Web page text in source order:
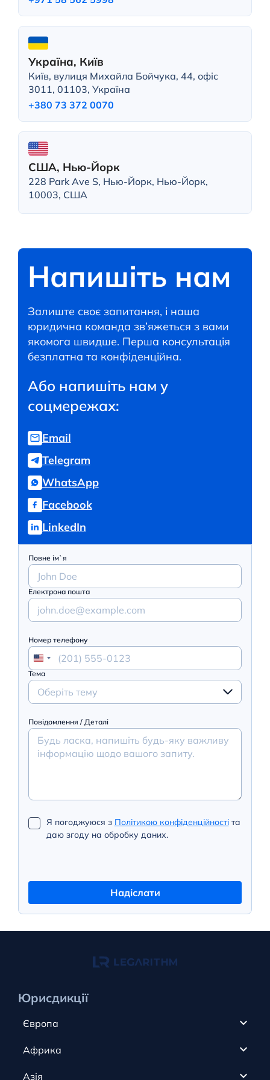
Україна, Київ
Київ, вулиця Михайла Бойчука, 44, офіс
3011, 01103, Україна
+380 73 372 0070
США, Нью-Йорк
228 Park Ave S, Нью-Йорк, Нью-Йорк,
10003, США
Напишіть нам
Залиште своє запитання, і наша
юридична команда зв’яжеться з вами
якомога швидше. Перша консультація
безплатна та конфіденційна.
Або напишіть нам у
соцмережах:
Email
Telegram
WhatsApp
Facebook
LinkedIn
Повне ім`я
Електрона пошта
Номер телефону
Тема
Оберіть тему
Повідомлення / Деталі
Я погоджуюся з Політикою конфіденційностіта
даю згоду на обробку даних.
Надіслати
Юрисдикції
Європа
Кіпр
Африка
Канада
Азія